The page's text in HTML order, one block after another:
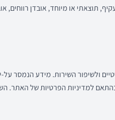
תוצאתי או מיוחד, אובדן רווחים,
ולשיפור השירות. מידע הנמסר
למדיניות הפרטיות של האתר.